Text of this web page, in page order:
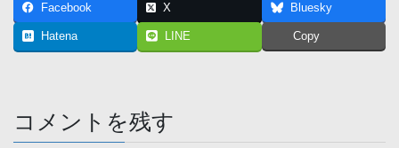
Facebook X Bluesky
Hatena LINE Copy
コメントを残す